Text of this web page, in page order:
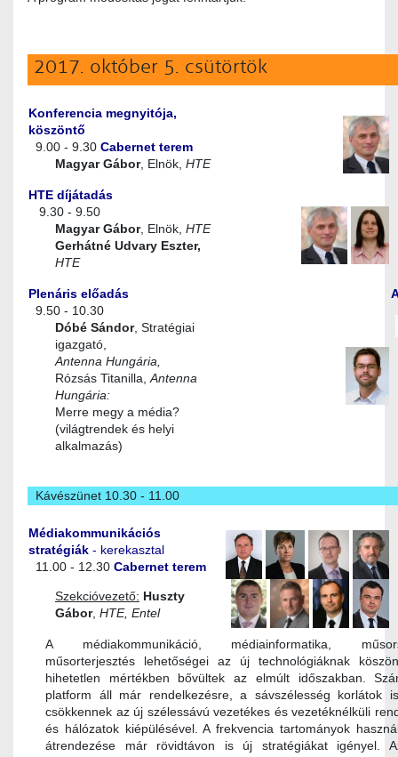
2017. október 5. csütörtök
Konferencia megnyitója,
köszöntő
9.00 - 9.30 Cabernet terem
Magyar Gábor, Elnök, HTE
HTE díjátadás
9.30 - 9.50
Magyar Gábor, Elnök, HTE
Gerhátné Udvary Eszter,
HTE
Plenáris előadás
9.50 - 10.30
Dóbé Sándor, Stratégiai
igazgató,
Antenna Hungária,
Rózsás Titanilla,Antenna
Hungária:
Merre megy a média?
(világtrendek és helyi
alkalmazás)
Kávészünet 10.30 - 11.00
Médiakommunikációs
stratégiák - kerekasztal
11.00 - 12.30 Cabernet terem
Szekcióvezető: Huszty
Gábor, HTE, Entel
A médiakommunikáció, médiainformatika,
műsorterjesztés lehetőségei az új technológiáknak
hihetetlen mértékben bővültek az elmúlt időszakban.
platform áll már rendelkezésre, a sávszélesség korlátok
csökkennek az új szélessávú vezetékes és vezetéknélküli
és hálózatok kiépülésével. A frekvencia tartományok
átrendezése már rövidtávon is új stratégiákat igényel.